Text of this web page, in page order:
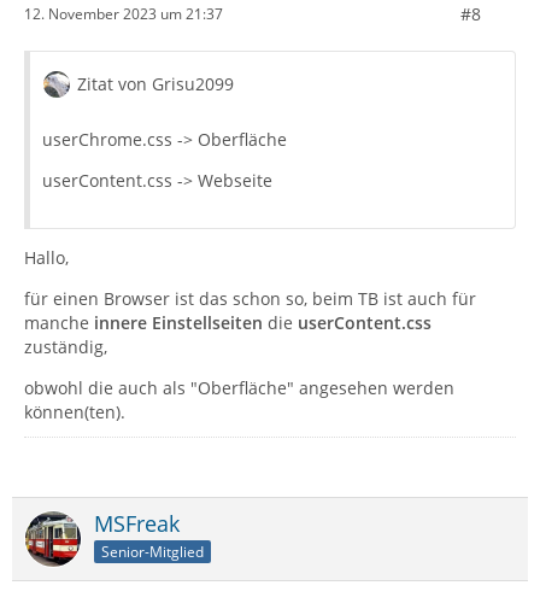
12. November 2023 um 21:37 #8
Zitat von Grisu2099
userChrome.css -> Oberfläche
userContent.css -> Webseite
Hallo,
für einen Browser ist das schon so, beim TB ist auch für
manche innere Einstellseiten die userContent.css
zuständig,
obwohl die auch als "Oberfläche" angesehen werden
können(ten).
MSFreak
Senior-Mitglied